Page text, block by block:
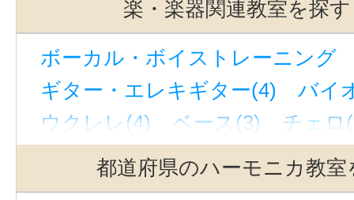
楽・楽器関連教室を探す
ボーカル・ボイストレーニング
ギター・エレキギター(4)
バイ
ウクレレ(4)
ベース(3)
チェロ
ウッドベース(1)
ビオラ(2)
ピ
ジャズピアノ(1)
キーボード・
都道府県のハーモニカ教室